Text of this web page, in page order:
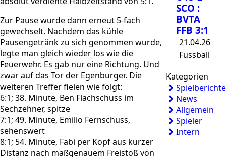
Zur Pause wurde dann erneut 5-fach
gewechselt. Nachdem das kühle
Pausengetränk zu sich genommen wurde,
legte man gleich wieder los wie die
Feuerwehr. Es gab nur eine Richtung. Und
zwar auf das Tor der Egenburger. Die
weiteren Treffer fielen wie folgt:
6:1; 38. Minute, Ben Flachschuss im
Sechzehner, spitze
7:1; 49. Minute, Emilio Fernschuss,
sehenswert
8:1; 54. Minute, Fabi per Kopf aus kurzer
Distanz nach maßgenauem Freistoß von
SCO :
BVTA
FFB 3:1
21.04.26
Fussball
Kategorien
Spielberichte
News
Allgemein
Spieler
Intern